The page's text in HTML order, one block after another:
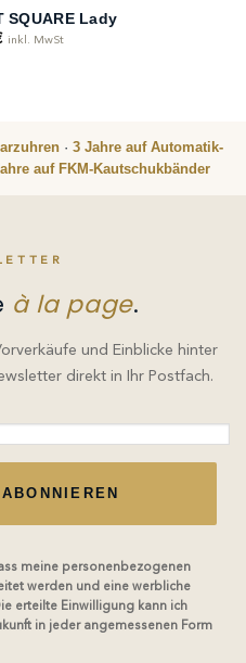
SQUARE Lady
inkl. MwSt
· 3 Jahre auf Automatik-
auf FKM-Kautschukbänder
à la page.
und Einblicke hinter
direkt in Ihr Postfach.
meine personenbezogenen
werden und eine werbliche
erteilte Einwilligung kann ich
in jeder angemessenen Form